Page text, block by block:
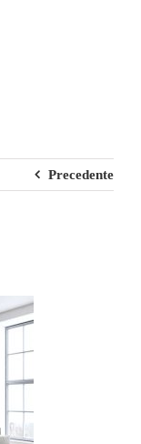
Precedente